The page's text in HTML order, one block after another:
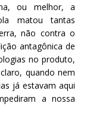
ou melhor, a
matou tantas
não contra o
antagônica de
no produto,
quando nem
já estavam aqui
a nossa